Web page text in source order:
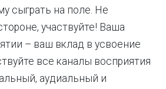
сыграть на поле. Не
участвуйте! Ваша
– ваш вклад в усвоение
все каналы восприятия
аудиальный и